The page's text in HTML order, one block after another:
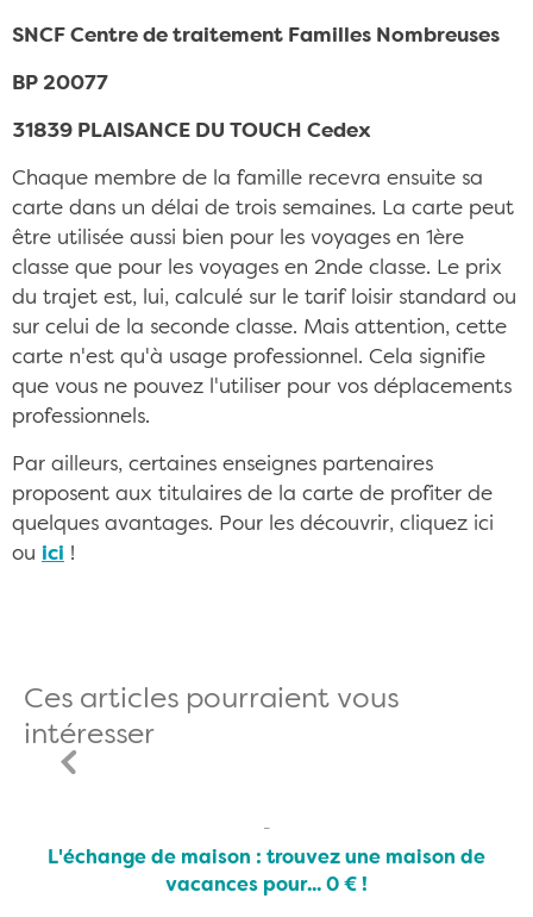
SNCF Centre de traitement Familles Nombreuses
BP 20077
31839 PLAISANCE DU TOUCH Cedex
Chaque membre de la famille recevra ensuite sa
carte dans un délai de trois semaines. La carte peut
être utilisée aussi bien pour les voyages en 1ère
classe que pour les voyages en 2nde classe. Le prix
du trajet est, lui, calculé sur le tarif loisir standard ou
sur celui de la seconde classe. Mais attention, cette
carte n'est qu'à usage professionnel. Cela signifie
que vous ne pouvez l'utiliser pour vos déplacements
professionnels.
Par ailleurs, certaines enseignes partenaires
proposent aux titulaires de la carte de profiter de
quelques avantages. Pour les découvrir, cliquez ici
ou ici !
Ces articles pourraient vous
intéresser
L'échange de maison : trouvez une maison de
vacances pour... 0 € !